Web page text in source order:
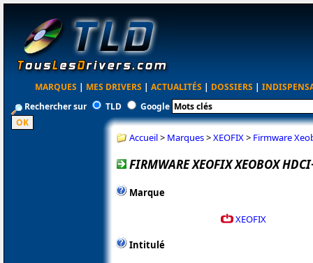
MARQUES | MES DRIVERS | ACTUALITÉS | DOSSIERS |
Rechercher sur
TLD Google
Accueil> Marques>XEOFIX > Firmware
FIRMWARE XEOFIX XEOBOX
Marque
XEOFIX
Intitulé